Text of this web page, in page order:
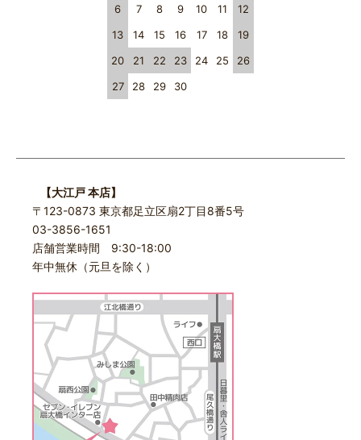
6
7 8 9 10 11
12
13
14 15 16 17 18
19
20
21 22 23 24 25
26
27
28 29 30
【大江戸 本店】
〒123-0873 東京都足立区扇2丁目8番5号
03-3856-1651
店舗営業時間 9:30-18:00
年中無休（元旦を除く）